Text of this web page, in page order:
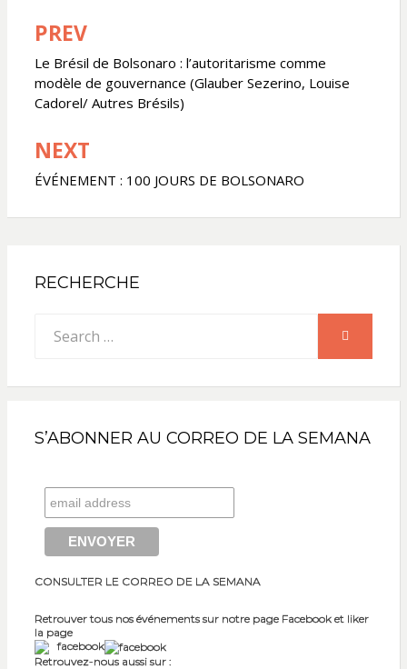
Navigation
de
l’article
PREV
Le Brésil de Bolsonaro : l’autoritarisme comme
modèle de gouvernance (Glauber Sezerino, Louise
Cadorel/ Autres Brésils)
NEXT
ÉVÉNEMENT : 100 JOURS DE BOLSONARO
RECHERCHE
for:
SEARCH
S’ABONNER AU CORREO DE LA SEMANA
CONSULTER LE CORREO DE LA SEMANA
Retrouver tous nos événements sur notre page Facebook et liker
la page
facebook
Retrouvez-nous aussi sur :